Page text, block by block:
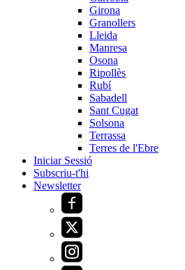
Girona
Granollers
Lleida
Manresa
Osona
Ripollès
Rubí
Sabadell
Sant Cugat
Solsona
Terrassa
Terres de l'Ebre
Iniciar Sessió
Subscriu-t'hi
Newsletter